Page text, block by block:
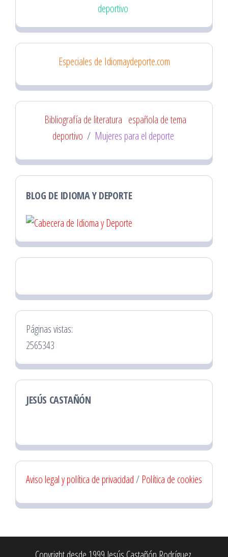
deportivo
Especiales de Idiomaydeporte.com
Bibliografía de literatura española de tema
deportivo / Mujeres para el deporte
BLOG DE IDIOMA Y DEPORTE
Páginas vistas:
2565343
JESÚS CASTAÑÓN
Aviso legal y política de privacidad/ Política de cookies